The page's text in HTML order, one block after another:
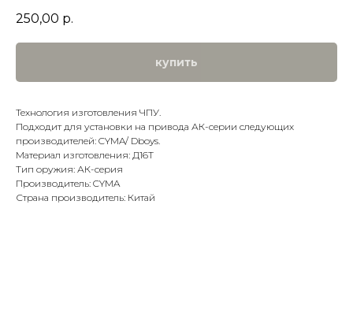
250,00 р.
купить
Технология изготовления ЧПУ.
Подходит для установки на привода АК-серии следующих
производителей: CYMA/ Dboys.
Материал изготовления: Д16Т
Тип оружия: АК-серия
Производитель: CYMA
Страна производитель: Китай